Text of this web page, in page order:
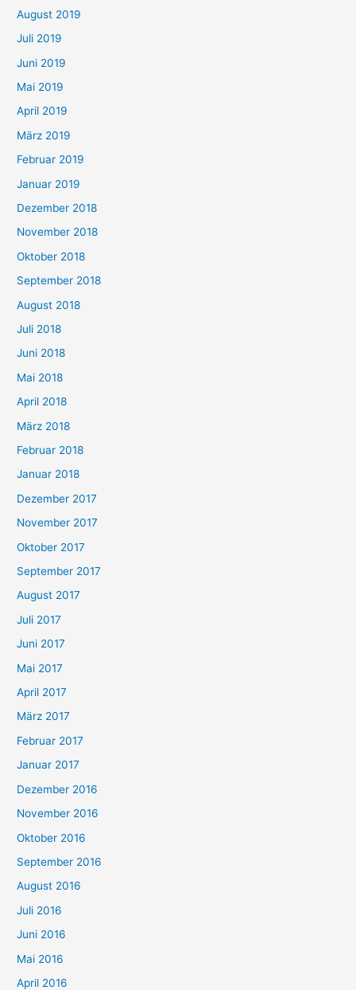
August 2019
Juli 2019
Juni 2019
Mai 2019
April 2019
März 2019
Februar 2019
Januar 2019
Dezember 2018
November 2018
Oktober 2018
September 2018
August 2018
Juli 2018
Juni 2018
Mai 2018
April 2018
März 2018
Februar 2018
Januar 2018
Dezember 2017
November 2017
Oktober 2017
September 2017
August 2017
Juli 2017
Juni 2017
Mai 2017
April 2017
März 2017
Februar 2017
Januar 2017
Dezember 2016
November 2016
Oktober 2016
September 2016
August 2016
Juli 2016
Juni 2016
Mai 2016
April 2016